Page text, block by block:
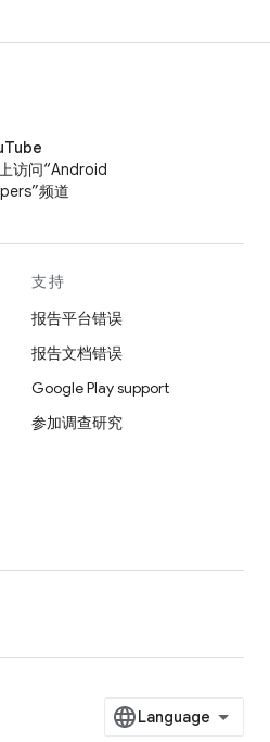
访问“Android
频道
支持
报告平台错误
报告文档错误
Google Play support
参加调查研究